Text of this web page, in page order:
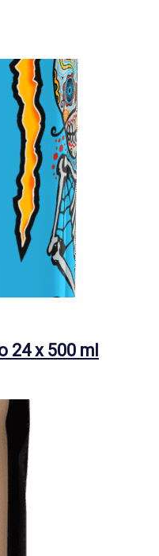
24 x 500 ml